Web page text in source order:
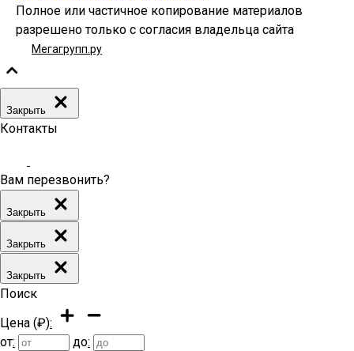
Полное или частичное копирование материалов
разрешено только с согласия владельца сайта
Мегагрупп.ру
Закрыть
Контакты
Вам перезвонить?
Закрыть
Закрыть
Закрыть
Поиск
Цена (₽):
от: до: